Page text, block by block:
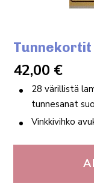
Tunnekortit
42,00 €
28 värillistä
tunnesanat
Vinkkivihko